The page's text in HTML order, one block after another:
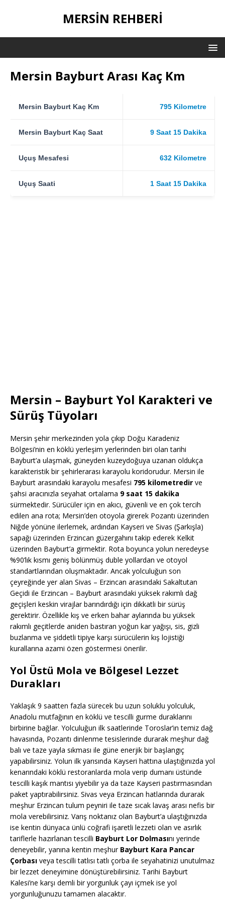
MERSIN REHBERI
Mersin Bayburt Arası Kaç Km
Mersin Bayburt Kaç Km 795 Kilometre
Mersin Bayburt Kaç Saat 9 Saat 15 Dakika
Uçuş Mesafesi 632 Kilometre
Uçuş Saati 1 Saat 15 Dakika
Mersin – Bayburt Yol Karakteri ve
Sürüş Tüyoları
Mersin şehir merkezinden yola çıkıp Doğu Karadeniz
Bölgesi’nin en köklü yerleşim yerlerinden biri olan tarihi
Bayburt’a ulaşmak, güneyden kuzeydoğuya uzanan oldukça
karakteristik bir şehirlerarası karayolu koridorudur. Mersin ile
Bayburt arasındaki karayolu mesafesi 795 kilometredir ve
şahsi aracınızla seyahat ortalama 9 saat 15 dakika
sürmektedir. Sürücüler için en akıcı, güvenli ve en çok tercih
edilen ana rota; Mersin’den otoyola girerek Pozantı üzerinden
Niğde yönüne ilerlemek, ardından Kayseri ve Sivas (Şarkışla)
sapağı üzerinden Erzincan güzergahını takip ederek Kelkit
üzerinden Bayburt’a girmektir. Rota boyunca yolun neredeyse
%90’lık kısmı geniş bölünmüş duble yollardan ve otoyol
standartlarından oluşmaktadır. Ancak yolculuğun son
çeyreğinde yer alan Sivas – Erzincan arasındaki Sakaltutan
Geçidi ile Erzincan – Bayburt arasındaki yüksek rakımlı dağ
geçişleri keskin virajlar barındırdığı için dikkatli bir sürüş
gerektirir. Özellikle kış ve erken bahar aylarında bu yüksek
rakımlı geçitlerde aniden bastıran yoğun kar yağışı, sis, gizli
buzlanma ve şiddetli tipiye karşı sürücülerin kış lojistiği
kurallarına azami özen göstermesi önerilir.
Yol Üstü Mola ve Bölgesel Lezzet
Durakları
Yaklaşık 9 saatten fazla sürecek bu uzun soluklu yolculuk,
Anadolu mutfağının en köklü ve tescilli gurme duraklarını
birbirine bağlar. Yolculuğun ilk saatlerinde Toroslar’ın temiz dağ
havasında, Pozantı dinlenme tesislerinde durarak meşhur dağ
balı ve taze yayla sıkması ile güne enerjik bir başlangıç
yapabilirsiniz. Yolun ilk yarısında Kayseri hattına ulaştığınızda yol
kenarındaki köklü restoranlarda mola verip dumanı üstünde
tescilli kaşık mantısı yiyebilir ya da taze Kayseri pastırmasından
paket yaptırabilirsiniz. Sivas veya Erzincan hatlarında durarak
meşhur Erzincan tulum peyniri ile taze sıcak lavaş arası nefis bir
mola verebilirsiniz. Varış noktanız olan Bayburt’a ulaştığınızda
ise kentin dünyaca ünlü coğrafi işaretli lezzeti olan ve asırlık
tariflerle hazırlanan tescilli Bayburt Lor Dolmasını yerinde
deneyebilir, yanına kentin meşhur Bayburt Kara Pancar
Çorbası veya tescilli tatlısı tatlı çorba ile seyahatinizi unutulmaz
bir lezzet deneyimine dönüştürebilirsiniz. Tarihi Bayburt
Kalesi’ne karşı demli bir yorgunluk çayı içmek ise yol
yorgunluğunuzu tamamen alacaktır.